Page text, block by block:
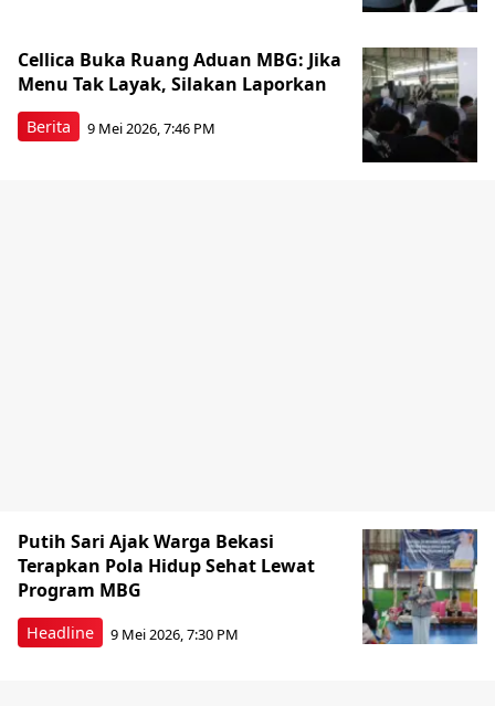
Berita
Cellica Buka Ruang Aduan MBG: Jika
Menu Tak Layak, Silakan Laporkan
9 Mei 2026, 7:46 PM
Headline
Putih Sari Ajak Warga Bekasi
Terapkan Pola Hidup Sehat Lewat
Program MBG
9 Mei 2026, 7:30 PM